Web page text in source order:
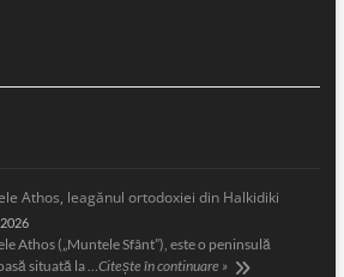
Athos, leagănul ortodoxiei din Halkidiki
Athos („Muntele Sfânt”), este o peninsulă
situată la … Citește în continuare »